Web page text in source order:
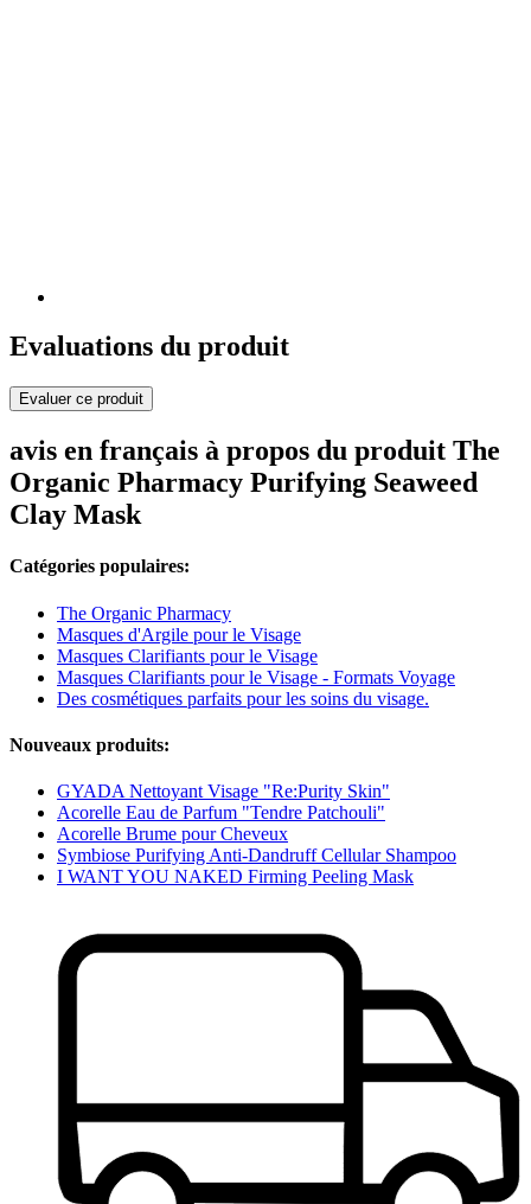
Evaluations du produit
Evaluer ce produit
avis en français à propos du produit The
Organic Pharmacy Purifying Seaweed
Clay Mask
Catégories populaires:
The Organic Pharmacy
Masques d'Argile pour le Visage
Masques Clarifiants pour le Visage
Masques Clarifiants pour le Visage - Formats Voyage
Des cosmétiques parfaits pour les soins du visage.
Nouveaux produits:
GYADA Nettoyant Visage "Re:Purity Skin"
Acorelle Eau de Parfum "Tendre Patchouli"
Acorelle Brume pour Cheveux
Symbiose Purifying Anti-Dandruff Cellular Shampoo
I WANT YOU NAKED Firming Peeling Mask